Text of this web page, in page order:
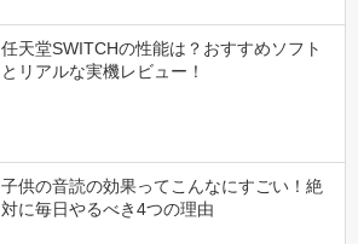
任天堂SWITCHの性能は？おすすめソフト
とリアルな実機レビュー！
子供の音読の効果ってこんなにすごい！絶
対に毎日やるべき4つの理由